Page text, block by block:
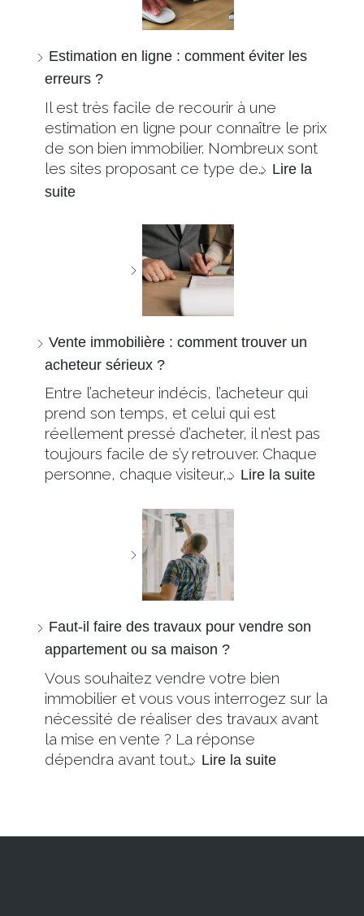
Estimation en ligne : comment éviter les
erreurs ?
Il est très facile de recourir à une
estimation en ligne pour connaître le prix
de son bien immobilier. Nombreux sont
les sites proposant ce type de… Lire la
suite
Vente immobilière : comment trouver un
acheteur sérieux ?
Entre l’acheteur indécis, l’acheteur qui
prend son temps, et celui qui est
réellement pressé d’acheter, il n’est pas
toujours facile de s’y retrouver. Chaque
personne, chaque visiteur,… Lire la suite
Faut-il faire des travaux pour vendre son
appartement ou sa maison ?
Vous souhaitez vendre votre bien
immobilier et vous vous interrogez sur la
nécessité de réaliser des travaux avant
la mise en vente ? La réponse
dépendra avant tout… Lire la suite